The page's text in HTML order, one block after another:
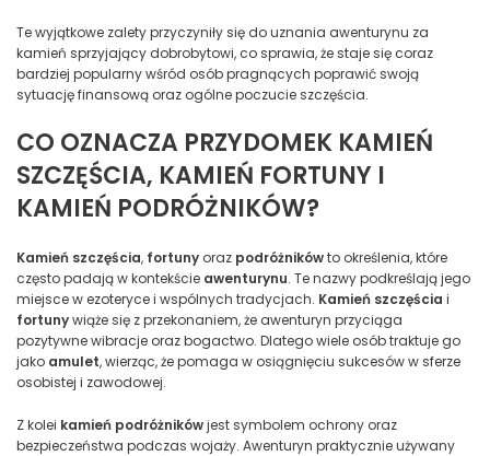
Te wyjątkowe zalety przyczyniły się do uznania awenturynu za
kamień sprzyjający dobrobytowi, co sprawia, że staje się coraz
bardziej popularny wśród osób pragnących poprawić swoją
sytuację finansową oraz ogólne poczucie szczęścia.
CO OZNACZA PRZYDOMEK KAMIEŃ
SZCZĘŚCIA, KAMIEŃ FORTUNY I
KAMIEŃ PODRÓŻNIKÓW?
Kamień szczęścia, fortuny oraz podróżnikówto określenia, które
często padają w kontekście awenturynu. Te nazwy podkreślają jego
miejsce w ezoteryce i wspólnych tradycjach. Kamień szczęścia i
fortunywiąże się z przekonaniem, że awenturyn przyciąga
pozytywne wibracje oraz bogactwo. Dlatego wiele osób traktuje go
jako amulet, wierząc, że pomaga w osiągnięciu sukcesów w sferze
osobistej i zawodowej.
Z kolei kamień podróżnikówjest symbolem ochrony oraz
bezpieczeństwa podczas wojaży. Awenturyn praktycznie używany